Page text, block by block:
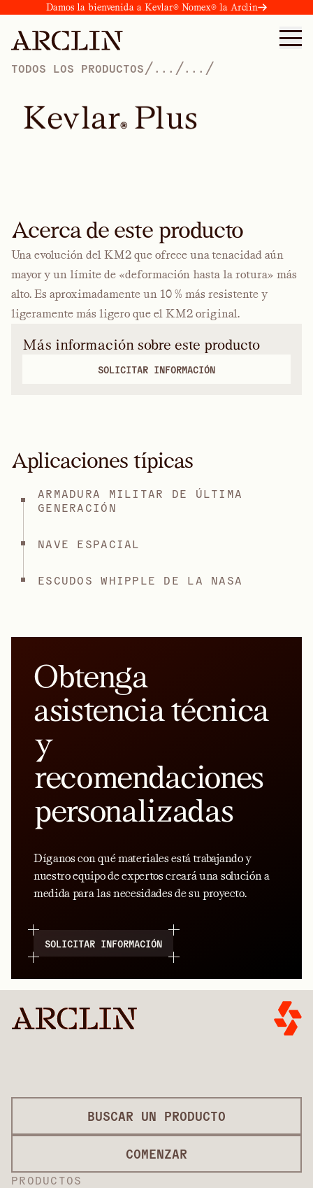
Damos la bienvenida a Kevlar® Nomex® la Arclin
TODOS LOS PRODUCTOS / ... /... /
Kevlar® Plus
Acerca de este producto
Una evolución del KM2 que ofrece una tenacidad aún
mayor y un límite de «deformación hasta la rotura» más
alto. Es aproximadamente un 10 % más resistente y
ligeramente más ligero que el KM2 original.
Más información sobre este producto
SOLICITAR INFORMACIÓN
Aplicaciones típicas
ARMADURA MILITAR DE ÚLTIMA
GENERACIÓN
NAVE ESPACIAL
ESCUDOS WHIPPLE DE LA NASA
Obtenga
asistencia técnica
y
recomendaciones
personalizadas
Díganos con qué materiales está trabajando y
nuestro equipo de expertos creará una solución a
medida para las necesidades de su proyecto.
SOLICITAR INFORMACIÓN
PRODUCTOS
BUSCAR UN PRODUCTO
COMENZAR